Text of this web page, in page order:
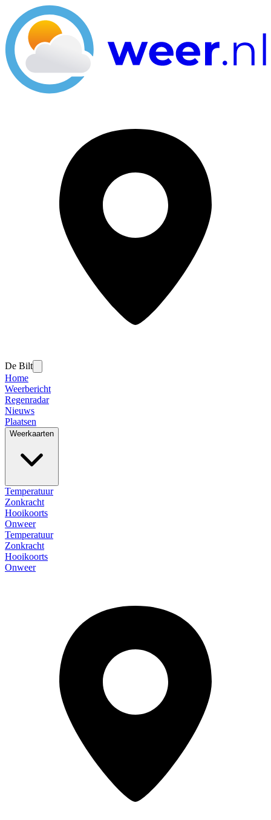
De Bilt
Home
Weerbericht
Regenradar
Nieuws
Plaatsen
Weerkaarten
Temperatuur
Zonkracht
Hooikoorts
Onweer
Temperatuur
Zonkracht
Hooikoorts
Onweer